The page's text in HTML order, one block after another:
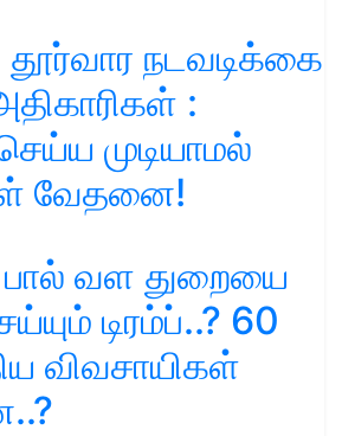
நடவடிக்கை
:
முடியாமல்
வேதனை!
வள துறையை
டிரம்ப்..? 60
விவசாயிகள்